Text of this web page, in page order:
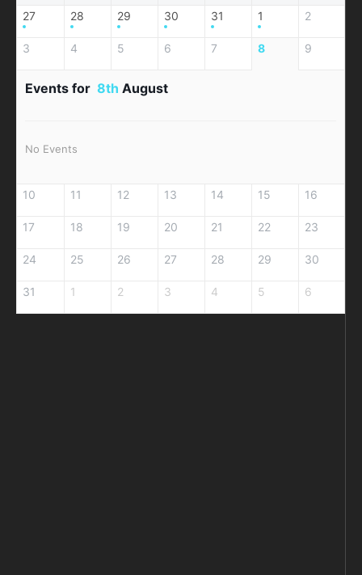
27 28 29 30 31 1 2
3 4 5 6 7 8 9
Events for 8th August
No Events
10 11 12 13 14 15 16
17 18 19 20 21 22 23
24 25 26 27 28 29 30
31 1 2 3 4 5 6